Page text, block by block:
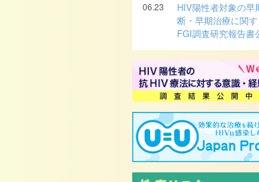
06.23
HIV陽性者対象の早
断・早期治療に関
FGI調査研究報告書